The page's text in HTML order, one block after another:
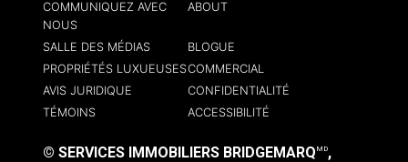
COMMUNIQUEZ AVEC
NOUS
ABOUT
SALLE DES MÉDIAS
BLOGUE
PROPRIÉTÉS LUXUEUSESCOMMERCIAL
AVIS JURIDIQUE
CONFIDENTIALITÉ
TÉMOINS
ACCESSIBILITÉ
© SERVICES IMMOBILIERS BRIDGEMARQ MD,